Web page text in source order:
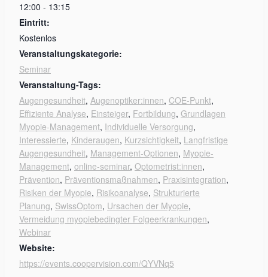
12:00 - 13:15
Eintritt:
Kostenlos
Veranstaltungskategorie:
Seminar
Veranstaltung-Tags:
Augengesundheit, Augenoptiker:innen, COE-Punkt,
Effiziente Analyse, Einsteiger, Fortbildung, Grundlagen
Myopie-Management, Individuelle Versorgung,
Interessierte, Kinderaugen, Kurzsichtigkeit, Langfristige
Augengesundheit, Management-Optionen, Myopie-
Management, online-seminar, Optometrist:innen,
Prävention, Präventionsmaßnahmen, Praxisintegration,
Risiken der Myopie, Risikoanalyse, Strukturierte
Planung, SwissOptom, Ursachen der Myopie,
Vermeidung myopiebedingter Folgeerkrankungen,
Webinar
Website:
https://events.coopervision.com/QYVNq5